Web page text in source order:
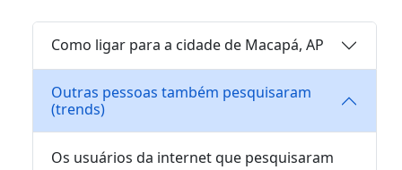
Como ligar para a cidade de Macapá, AP
Outras pessoas também pesquisaram
(trends)
Os usuários da internet que pesquisaram